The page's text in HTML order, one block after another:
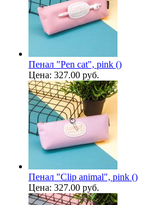
Пенал "Pen cat", pink ()
Цена: 327.00 руб.
Пенал "Clip animal", pink ()
Цена: 327.00 руб.